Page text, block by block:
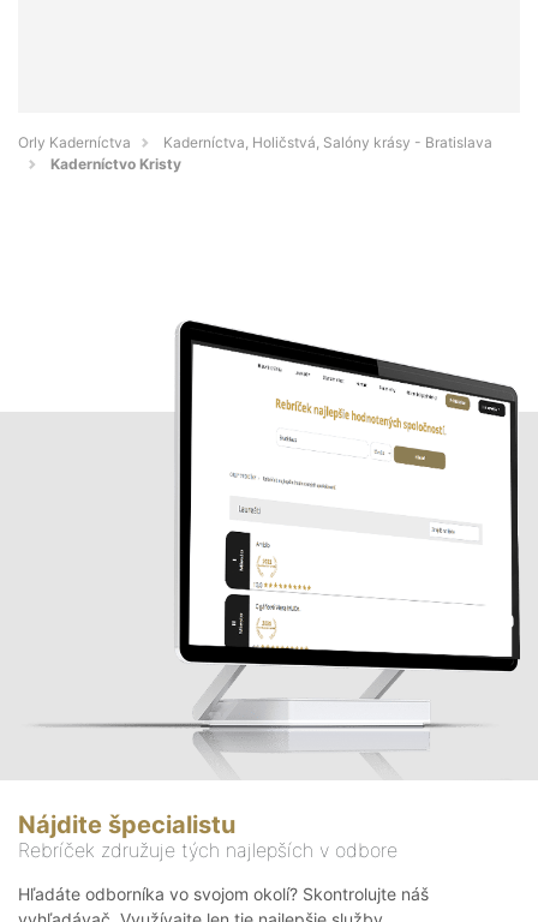
Orly Kaderníctva
Kaderníctva, Holičstvá, Salóny krásy - Bratislava
Kaderníctvo Kristy
Nájdite špecialistu
Rebríček združuje tých najlepších v odbore
Hľadáte odborníka vo svojom okolí? Skontrolujte náš